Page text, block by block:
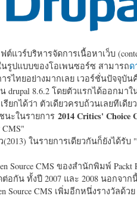
แวร์บริหารจัดการเนื้อหาเว็บ
นรูปแบบของโอเพนซอร์ซ สามารถด
รไทยอย่างมากเลย เวอร์ชั่นปัจจุบั
drupal 8.6.2 โดยตัวแรกได้ออกม
รียกได้ว่า ตัวเดียวครบถ้วนเลยทีเดีย
ในรายการ 2014 Critics' Choice
CMS"
ในรายการเดียวกันก็ยังได้รับ "
Source CMS ของสำนักพิมพ์ Packt
ต่อกัน ทั้งปี 2007 และ 2008 นอกจา
Source CMS เพิ่มอีกหนึ่งรางวัลด้วย